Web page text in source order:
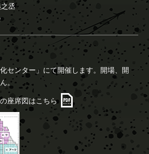
丞
センター」にて開催します。開場、開
。
座席図はこちら